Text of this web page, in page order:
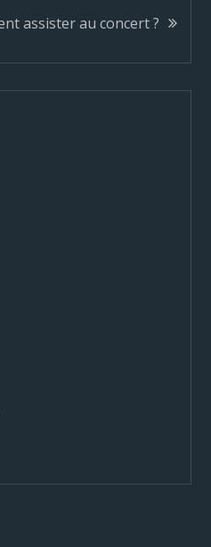
assister au concert ?